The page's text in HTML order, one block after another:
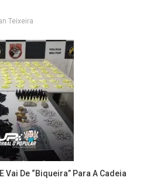
Teixeira
Vai De “Biqueira” Para A Cadeia